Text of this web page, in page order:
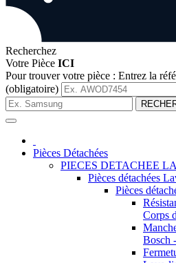
Recherchez
Votre Pièce ICI
Pour trouver votre pièce : Entrez la
(obligatoire)
Pièces Détachées
PIECES DETACHEE
Pièces détachées
Pièces
Corps
Bosch